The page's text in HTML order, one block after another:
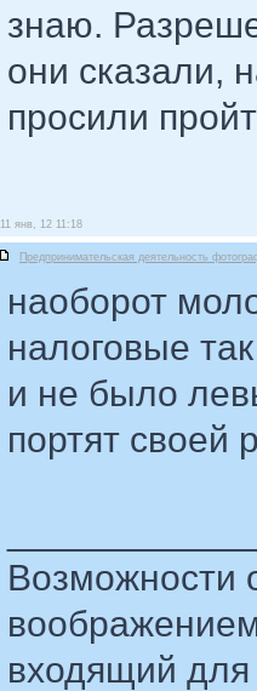
знаю.
они сказали,
просили
11 янв, 12 11:18
Предпринимательская деятельность
наоборот
налоговые
и не было
портят своей
Возможности
входящий